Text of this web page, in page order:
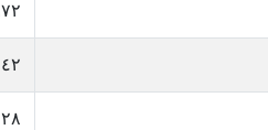
٤٢ سنة
٢٨ سنة